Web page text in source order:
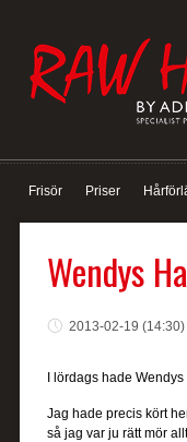
Frisör Priser
Wendys
2013-02-19 (14:30)
I lördags hade
Jag hade precis kört
så jag var ju rätt mör